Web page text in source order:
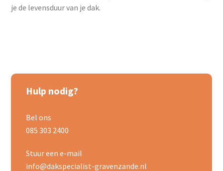
je de levensduur van je dak.
Hulp nodig?
Bel ons
085 303 2400
Stuur een e-mail
info@dakspecialist-gravenzande.nl